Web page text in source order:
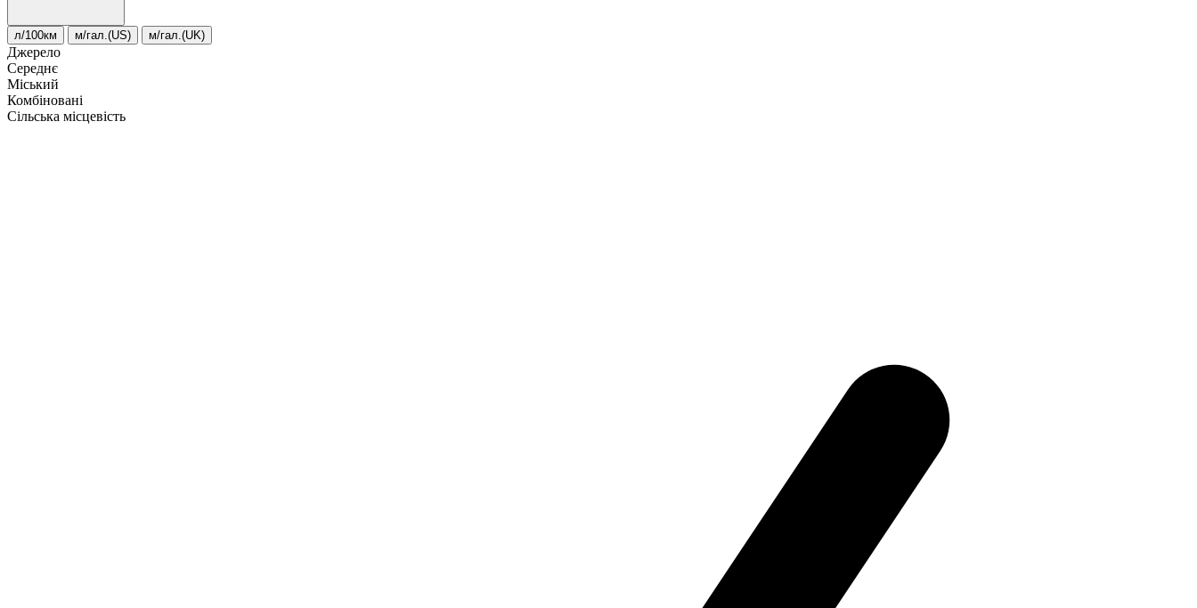
л/100км м/гал.(US) м/гал.(UK)
Джерело
Середнє
Міський
Комбіновані
Сільська місцевість